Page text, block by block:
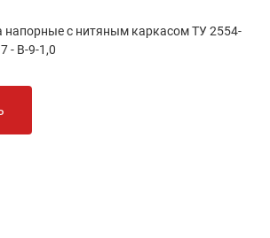
напорные с нитяным каркасом ТУ 2554-
- В-9-1,0